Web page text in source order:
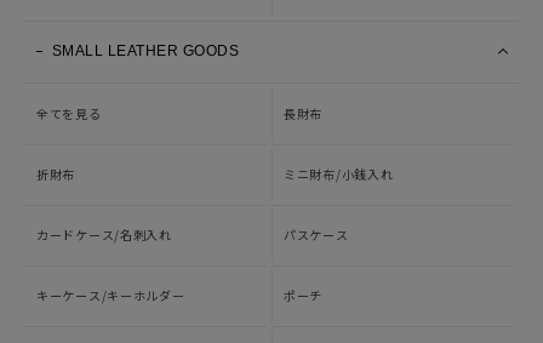
SMALL LEATHER GOODS
全てを見る 長財布
折財布 ミニ財布/小銭入れ
カードケース/名刺入れ パスケース
キーケース/キーホルダー ポーチ